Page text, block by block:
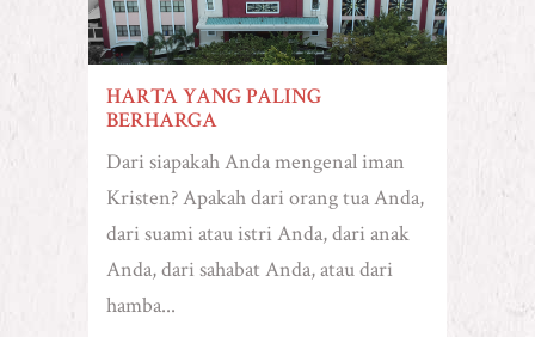
HARTA YANG PALING
BERHARGA
Dari siapakah Anda mengenal iman
Kristen? Apakah dari orang tua Anda,
dari suami atau istri Anda, dari anak
Anda, dari sahabat Anda, atau dari
hamba...